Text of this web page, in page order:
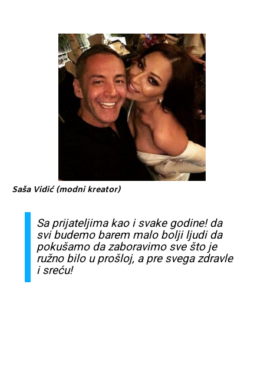
Saša Vidić (modni kreator)
Saprijateljima kao isvakegodine! da
svibudemo barem malo bolji ljudi da
pokušamoda zaboravimo sve štoje
ružnobilo uprošloj, a pre svega zdravle
isreću!